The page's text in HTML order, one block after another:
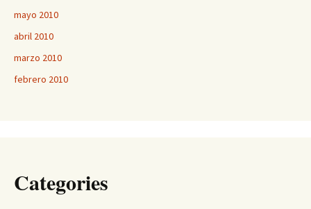
mayo 2010
abril 2010
marzo 2010
febrero 2010
Categories